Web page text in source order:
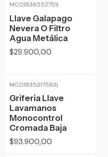
MCO1836552751|
Llave Galapago
Nevera O Filtro
Agua Metálica
$29.900,00
MCO1835317583|
Griferia Llave
Lavamanos
Monocontrol
Cromada Baja
$93.900,00